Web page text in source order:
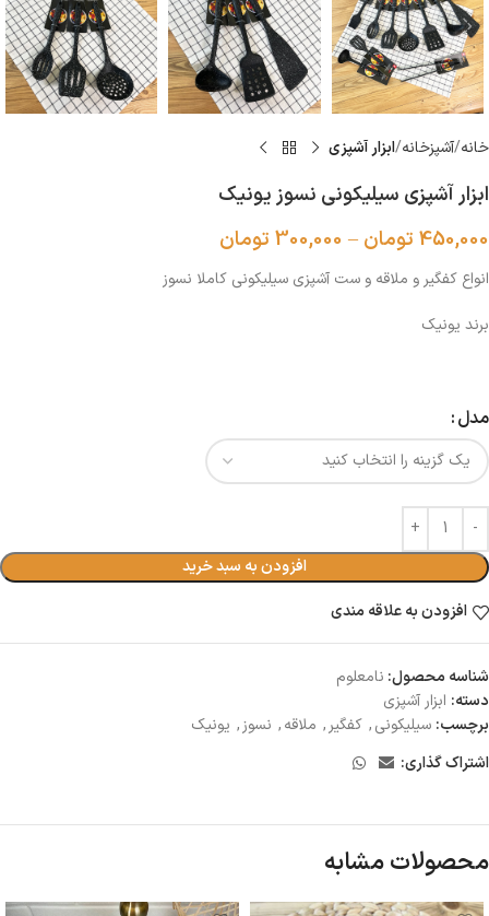
خانه آشپزخانه ابزار آشپزى
ابزار آشپزی سیلیکونی نسوز یونیک
450,000 تومان –
300,000 تومان
انواع کفگیر و ملاقه و ست آشپزی سیلیکونی کاملا نسوز
برند یونیک
مدل
افزودن به سبد خرید
افزودن به علاقه مندی
شناسه محصول: نامعلوم
دسته: ابزار آشپزى
برچسب: سیلیکونی, کفگیر , ملاقه, نسوز, یونیک
اشتراک گذاری:
محصولات مشابه